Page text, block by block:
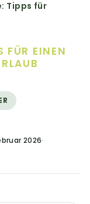
Tipps für
FÜR EINEN
2026·